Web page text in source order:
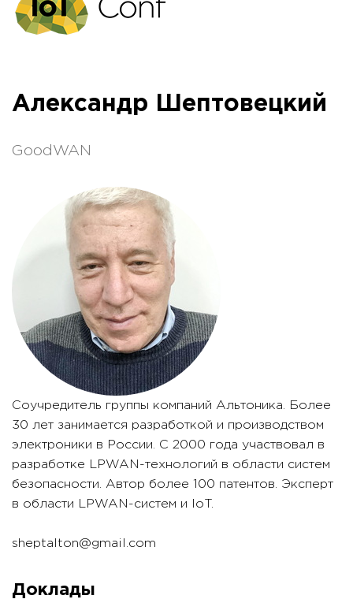
Александр Шептовецкий
GoodWAN
Соучредитель группы компаний Альтоника. Более
30 лет занимается разработкой и производством
электроники в России. С 2000 года участвовал в
разработке LPWAN-технологий в области систем
безопасности. Автор более 100 патентов. Эксперт
в области LPWAN-систем и IoT.
sheptalton@gmail.com
Доклады